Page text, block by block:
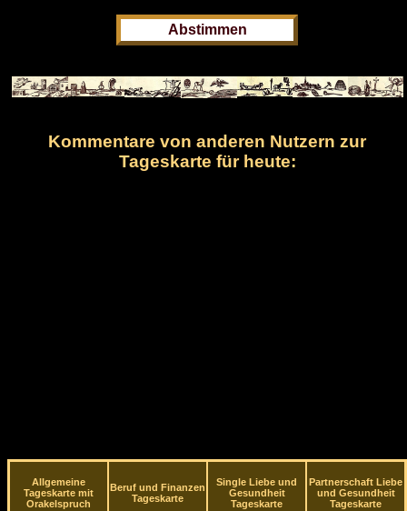
Kommentare von anderen Nutzern zur
Tageskarte für heute:
Allgemeine
Tageskarte mit
Orakelspruch
Beruf und Finanzen
Tageskarte
Single Liebe und
Gesundheit
Tageskarte
Partnerschaft Liebe
und Gesundheit
Tageskarte